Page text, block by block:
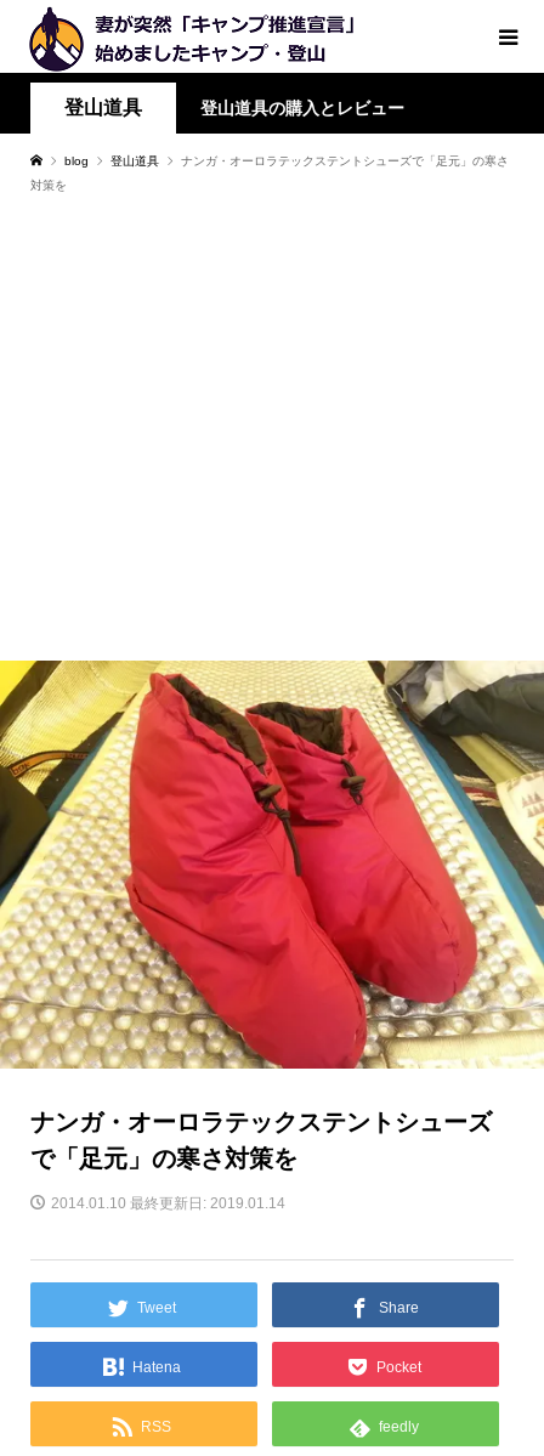
登山道具 登山道具の購入とレビュー
blog 登山道具
ナンガ・オーロラテックステントシューズで「足元」の寒さ
対策を
ナンガ・オーロラテックステントシューズ
で「足元」の寒さ対策を
2014.01.10 最終更新日: 2019.01.14
Tweet Share
Hatena Pocket
RSS feedly